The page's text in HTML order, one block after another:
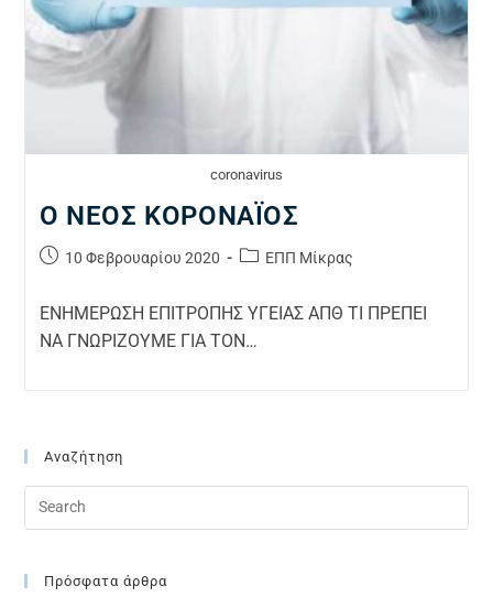
coronavirus
Ο ΝΕΟΣ ΚΟΡΟΝΑΪΟΣ
10 Φεβρουαρίου 2020 ΕΠΠ Μίκρας
ΕΝΗΜΕΡΩΣΗ ΕΠΙΤΡΟΠΗΣ ΥΓΕΙΑΣ ΑΠΘ ΤΙ ΠΡΕΠΕΙ
ΝΑ ΓΝΩΡΙΖΟΥΜΕ ΓΙΑ ΤΟΝ…
Αναζήτηση
Πρόσφατα άρθρα